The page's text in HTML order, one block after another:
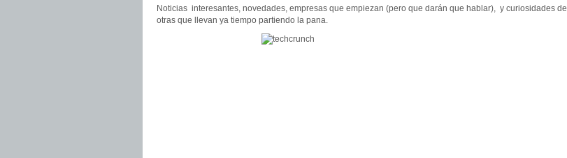
Noticias interesantes, novedades, empresas que empiezan (pero que darán que hablar), y curiosidades de
otras que llevan ya tiempo partiendo la pana.